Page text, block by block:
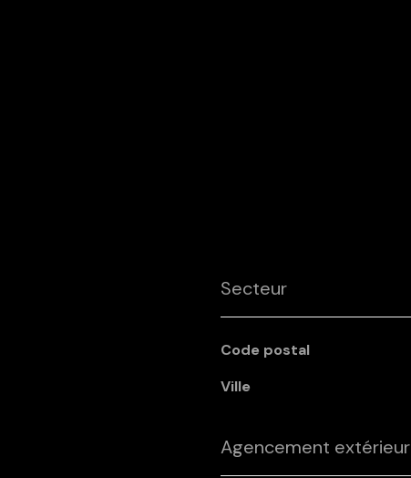
Secteur
Code postal
Ville
Agencement extérieur